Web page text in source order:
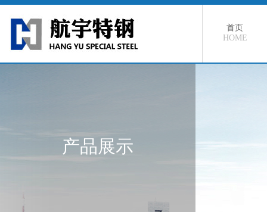
首页
HOME
产品展示